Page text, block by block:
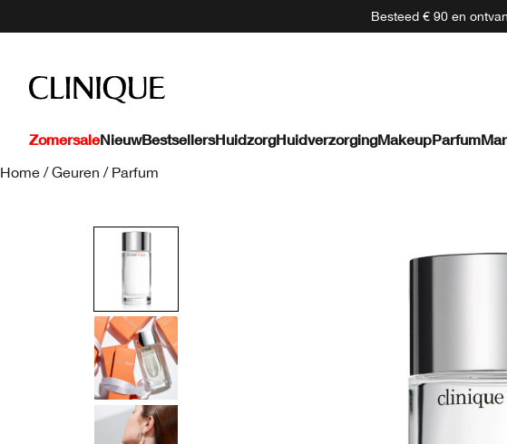
Besteed € 90 en
ZomersaleNieuwBestsellersHuidzorgHuidverzorgingMakeupParfum
Home / Geuren / Parfum